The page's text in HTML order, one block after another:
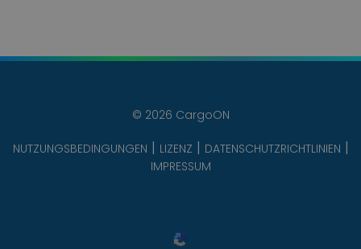
© 2026 CargoON
NUTZUNGSBEDINGUNGEN LIZENZ
DATENSCHUTZRICHTLINIEN
IMPRESSUM